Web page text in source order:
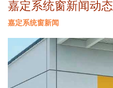
嘉定系统窗新闻动态
嘉定系统窗新闻